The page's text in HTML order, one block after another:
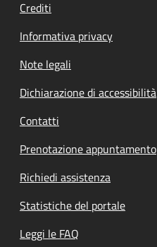
Crediti
Informativa privacy
Note legali
Dichiarazione di accessibilità
Contatti
Prenotazione appuntamento
Richiedi assistenza
Statistiche del portale
Leggi le FAQ